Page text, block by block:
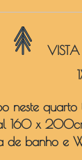
neste
160 x
de banho e